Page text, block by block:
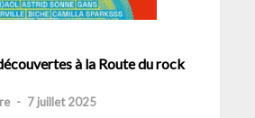
à la Route du rock
- 7 juillet 2025